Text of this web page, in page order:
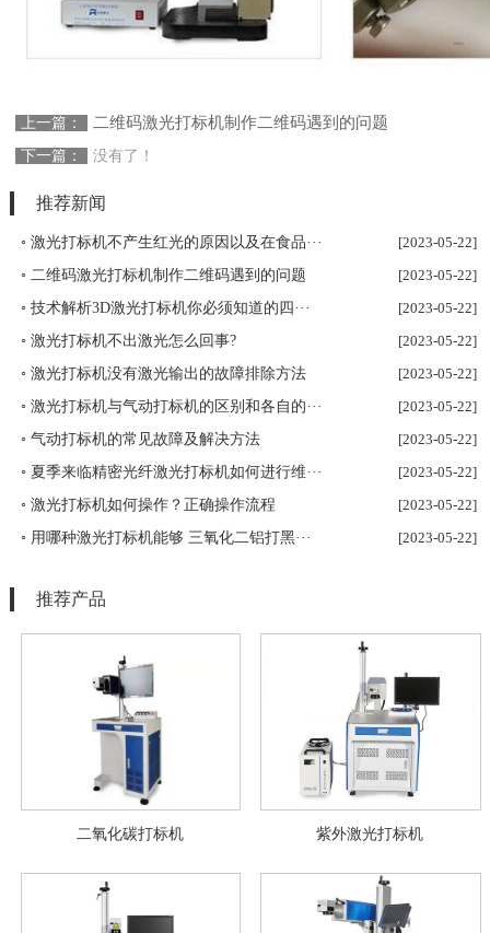
上一篇： 二维码激光打标机制作二维码遇到的问题
下一篇： 没有了！
推荐新闻
◦ 激光打标机不产生红光的原因以及在食品···
[2023-05-22]
◦ 二维码激光打标机制作二维码遇到的问题
[2023-05-22]
◦ 技术解析3D激光打标机你必须知道的四···
[2023-05-22]
◦ 激光打标机不出激光怎么回事?
[2023-05-22]
◦ 激光打标机没有激光输出的故障排除方法
[2023-05-22]
◦ 激光打标机与气动打标机的区别和各自的···
[2023-05-22]
◦ 气动打标机的常见故障及解决方法
[2023-05-22]
◦ 夏季来临精密光纤激光打标机如何进行维···
[2023-05-22]
◦ 激光打标机如何操作？正确操作流程
[2023-05-22]
◦ 用哪种激光打标机能够 三氧化二铝打黑···
[2023-05-22]
推荐产品
二氧化碳打标机 紫外激光打标机